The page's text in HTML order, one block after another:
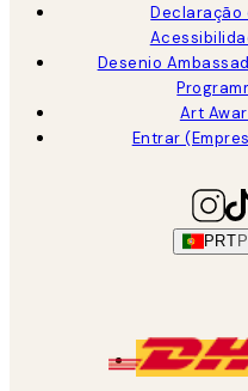
Declaração
Desenio
Art
Entrar
PRT